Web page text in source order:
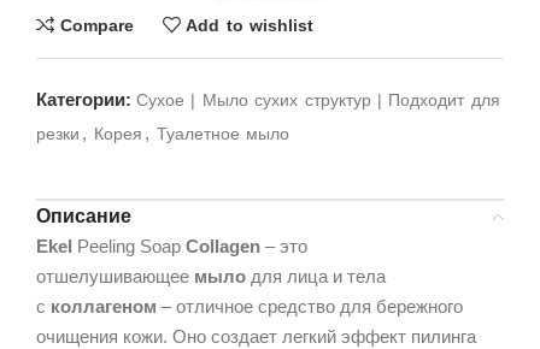
Compare Add to wishlist
Категории: Cухое | Мыло сухих структур | Подходит для
резки , Корея , Туалетное мыло
Описание
Ekel Peeling Soap Collagen – это
отшелушивающее мыло для лица и тела
с коллагеном – отличное средство для бережного
очищения кожи. Оно создает легкий эффект пилинга